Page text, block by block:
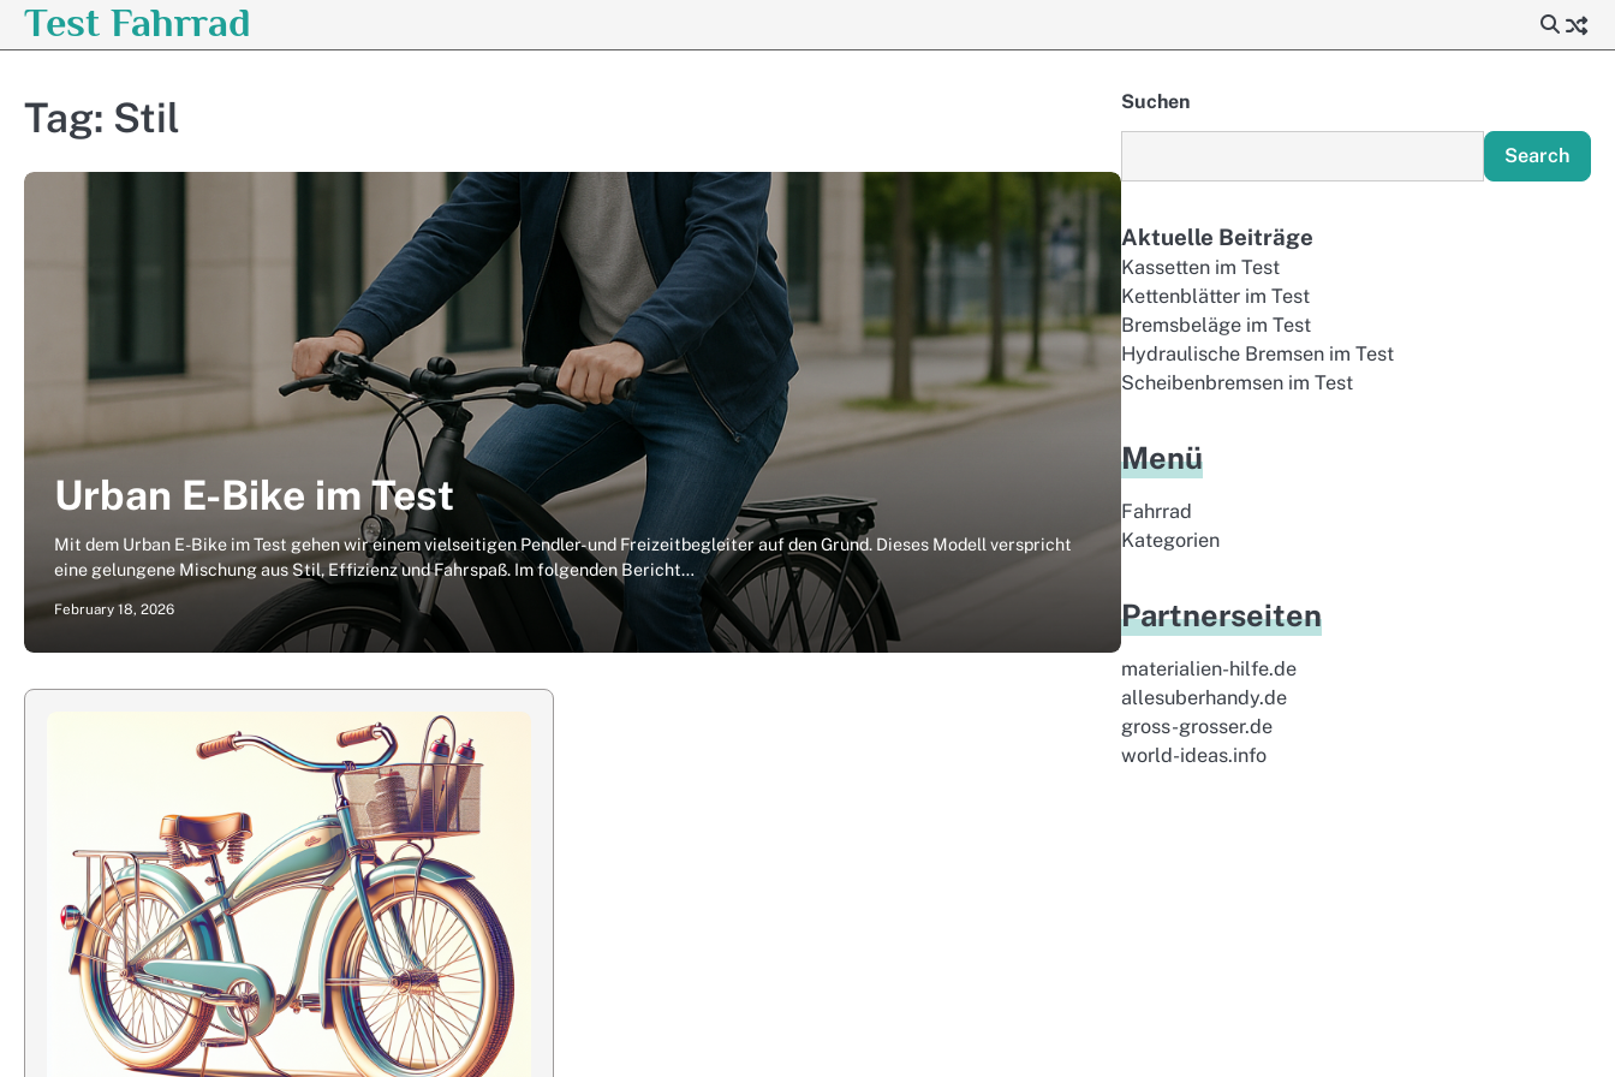
SkipTest Fahrrad
Tag: Stil
Urban E-Bike im Test
Mit dem Urban E-Bike im Test gehen wir einem vielseitigen Pendler- und Freizeitbegleiter auf den Grund. Dieses Modell verspricht
eine gelungene Mischung aus Stil, Effizienz und Fahrspaß. Im folgenden Bericht…
February 18, 2026
Suchen
Search
Aktuelle Beiträge
Kassetten im Test
Kettenblätter im Test
Bremsbeläge im Test
Hydraulische Bremsen im Test
Scheibenbremsen im Test
Menü
Fahrrad
Kategorien
Partnerseiten
materialien-hilfe.de
allesuberhandy.de
gross-grosser.de
world-ideas.info